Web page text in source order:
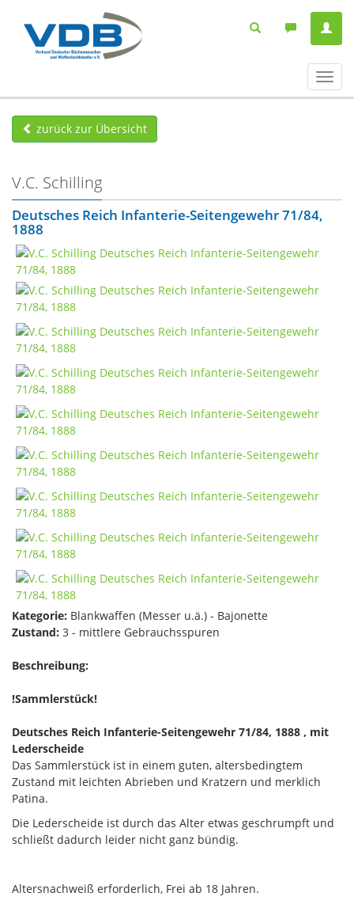
ein-/
zurück zur Übersicht
V.C. Schilling
Deutsches Reich Infanterie-Seitengewehr 71/84,
1888
Kategorie: Blankwaffen (Messer u.ä.) - Bajonette
Zustand: 3 - mittlere Gebrauchsspuren
Beschreibung:
!Sammlerstück!
Deutsches Reich Infanterie-Seitengewehr 71/84, 1888 , mit
Lederscheide
Das Sammlerstück ist in einem guten, altersbedingtem
Zustand mit leichten Abrieben und Kratzern und merklich
Patina.
Die Lederscheide ist durch das Alter etwas geschrumpft und
schließt dadurch leider nicht ganz bündig.
Altersnachweiß erforderlich, Frei ab 18 Jahren.